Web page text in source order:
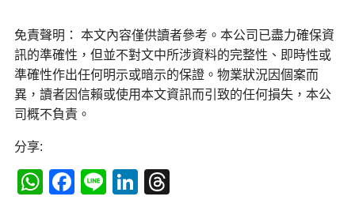
免責聲明： 本文內容僅供讀者參考。本公司已盡力確保資
訊的準確性，但並不對文中所涉資料的完整性、即時性或
準確性作出任何明示或暗示的保證。物業狀況因個案而
異，讀者因信賴或使用本文資訊而引致的任何損失，本公
司概不負責。
分享:
WhatsApp
Facebook
LineLinkedIn